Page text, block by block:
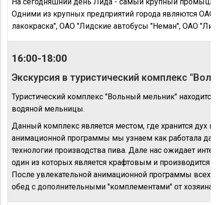
Одними из крупных предприятий города являются
лакокраска", ОАО "Лидские автобусы "Неман", ОАО
16:00-18:00
Экскурсия в туристический комплекс
Туристический комплекс "Вольный мельник"
водяной мельницы.
Данный комплекс является местом, где хранится дух
анимационной программы мы узнаем как работала
технологии производства пива. Дале нас ожидает
один из которых является крафтовым и производится
После увлекательной анимационной программы всех
обед с дополнительными "комплементами" от хозяина